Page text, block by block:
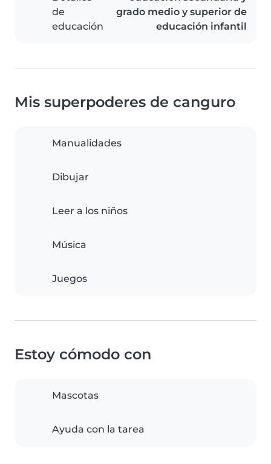
de
educación
grado medio y superior de
educación infantil
Mis superpoderes de canguro
Manualidades
Dibujar
Leer a los niños
Música
Juegos
Estoy cómodo con
Mascotas
Ayuda con la tarea